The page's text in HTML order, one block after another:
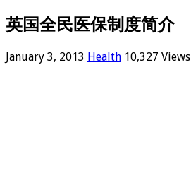
英国全民医保制度简介
January 3, 2013 Health 10,327 Views